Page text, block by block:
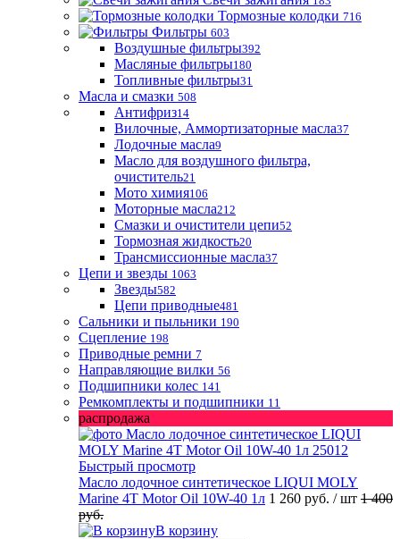
Тормозные колодки 716
Фильтры 603
Воздушные фильтры392
Масляные фильтры180
Топливные фильтры31
Масла и смазки 508
Антифриз14
Вилочные, Аммортизаторные масла37
Лодочные масла9
Масло для воздушного фильтра,
очиститель21
Мото химия106
Моторные масла212
Смазки и очистители цепи52
Тормозная жидкость20
Трансмиссионные масла37
Цепи и звезды 1063
Звезды582
Цепи приводные481
Сальники и пыльники 190
Сцепление 198
Приводные ремни 7
Направляющие вилки 56
Подшипники колес 141
Ремкомплекты и подшипники 11
распродажа
Быстрый просмотр
Масло лодочное синтетическое LIQUI MOLY
Marine 4T Motor Oil 10W-40 1л 1 260 руб. / шт 1 400
руб.
В корзину